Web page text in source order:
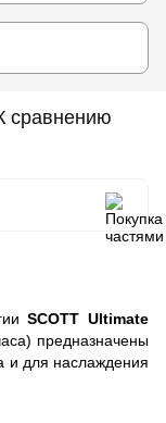
сравнению
SCOTT Ultimate
предназначены
и для наслаждения